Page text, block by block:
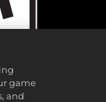
game
and